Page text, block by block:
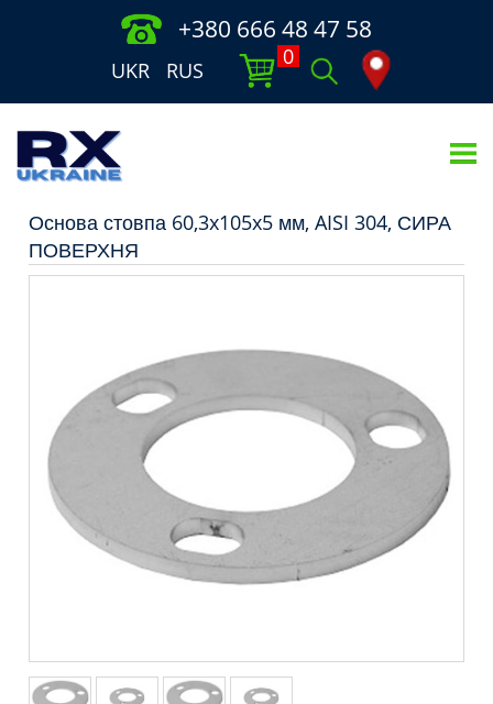
+380 666 48 47 58
UKR RUS
0
Основа стовпа 60,3x105x5 мм, AISI 304, СИРА
ПОВЕРХНЯ